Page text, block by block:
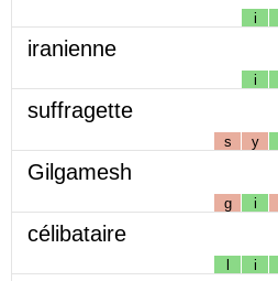
i
iranienne
i
suffragette
s y
Gilgamesh
g i
célibataire
l i